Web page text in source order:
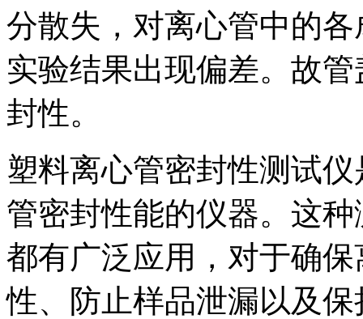
分散失，对离心管中的
实验结果出现偏差。故
封性。
塑料离心管密封性测试
管密封性能的仪器。这
都有广泛应用，对于确
性、防止样品泄漏以及